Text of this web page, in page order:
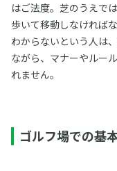
はご法度。芝のうえで
歩いて移動しなければ
わからないという人は
ながら、マナーやルー
れません。
ゴルフ場での基